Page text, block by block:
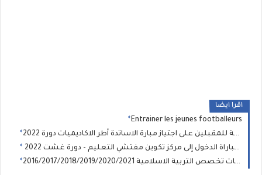
اقرا ايضا
Entrainer les jeunes footballeurs
أحسن تلخيص لمادة علوم التربية للمقبلين على اجتياز مبارة الاساتدة أطر الاكاديميات دورة 2022
لوائح الناجحين بصفة نهائية في مباراة الدخول إلى مركز تكوين مفتشي التعليم - دورة غشت 2022
نماذج إمتحانات سابقة لمباراة توظيف الاساتدة أطر الاكاديميات تخصص التربية الاسلامية 2016/2017/2018/2019/2020/2021